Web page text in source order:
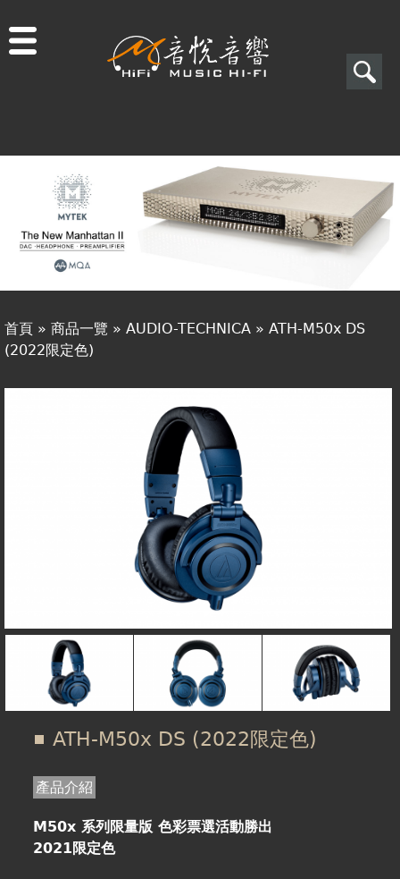
搜
表
單
搜
尋
商品一覽
二手專區
視聽專欄
購物須知
您
首頁 » 商品一覽 » AUDIO-TECHNICA » ATH-M50x DS
(2022限定色)
ATH-M50x DS (2022限定色)
產品介紹
M50x 系列限量版 色彩票選活動勝出
2021限定色